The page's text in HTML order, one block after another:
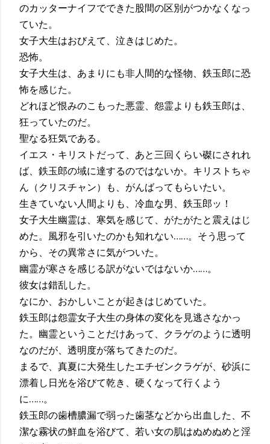
のカッターナイフでできた股間の区別がつかなくなっ
ていた。
女子大生はおびえて、泣きはじめた。
恐怖。
女子大生は、あまりにも非人間的な怪物、鉄玉郎に恐
怖を感じた。
どれほど恨みのこもった悪霊、怨霊よりも鉄玉郎は、
狂っていたのだ。
聖なる狂気である。
イエス・キリストだって、あと三回くらい磔にされれ
ば、鉄玉郎の域に達するのではないか。キリストちゃ
ん（クリスチャン）も、がんばってもらいたい。
生きていない人間よりも、冷血な男、鉄玉郎ッ！
女子大生幽霊は、寒気を感じて、がたがたと震えはじ
めた。風邪を引いたのかも知れない……。そう思って
から、その異常さに気がついた。
幽霊が寒さを感じる訳がないではないか……。
彼女は錯乱した。
なにか、おかしいことが起きはじめていた。
鉄玉郎は怨霊女子大生の身体の変化を見逃さなかっ
た。幽霊ということだけあって、クラゲのように透明
なのだが、透明度が落ちてきたのだ。
まるで、真夏に大発生したエチゼンクラゲが、砂浜に
漂着し日光を浴びて乾き、硬くなって行くよう
に……。
鉄玉郎の歯槽膿漏で弱った歯茎などから出血した、不
潔な霧状の鮮血を浴びて、若い女の肌はぬめぬめと淫